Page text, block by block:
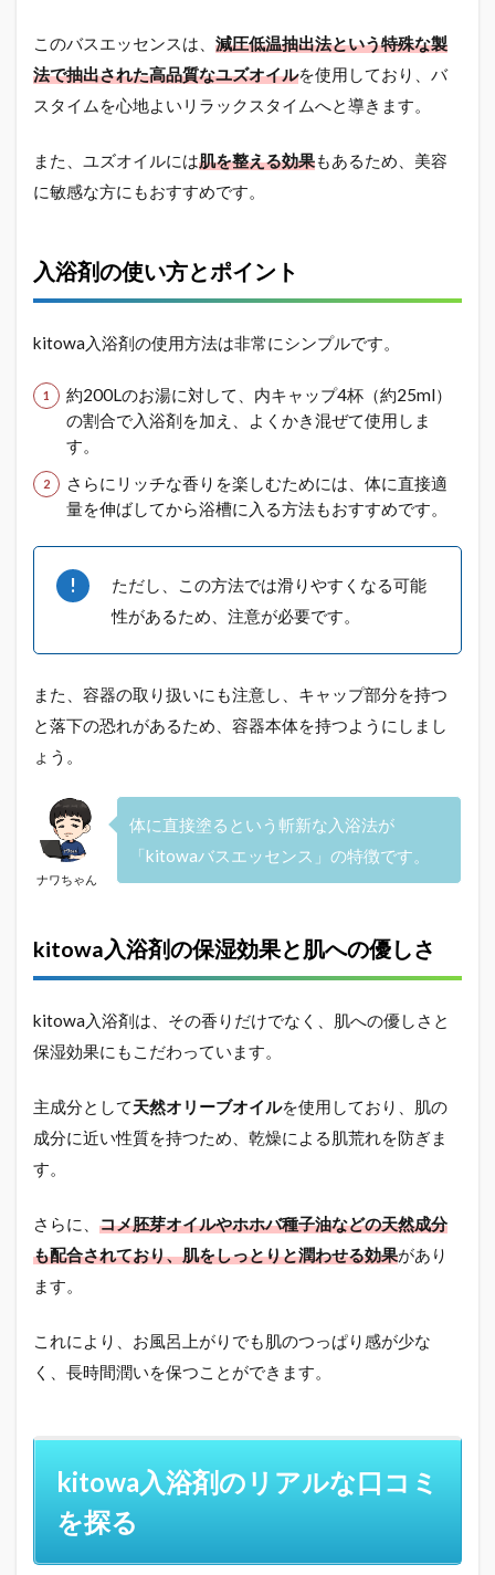
このバスエッセンスは、 減圧低温抽出法という特殊な製
法で抽出された高品質なユズオイルを使用しており、バ
スタイムを心地よいリラックスタイムへと導きます。
また、ユズオイルには肌を整える効果もあるため、美容
に敏感な方にもおすすめです。
入浴剤の使い方とポイント
kitowa入浴剤の使用方法は非常にシンプルです。
約200Lのお湯に対して、内キャップ4杯（約25ml）
の割合で入浴剤を加え、よくかき混ぜて使用しま
す。
さらにリッチな香りを楽しむためには、体に直接適
量を伸ばしてから浴槽に入る方法もおすすめです。
ただし、この方法では滑りやすくなる可能
性があるため、注意が必要です。
また、容器の取り扱いにも注意し、キャップ部分を持つ
と落下の恐れがあるため、容器本体を持つようにしまし
ょう。
ナワちゃん
体に直接塗るという斬新な入浴法が
「kitowaバスエッセンス」の特徴です。
kitowa入浴剤の保湿効果と肌への優しさ
kitowa入浴剤は、その香りだけでなく、肌への優しさと
保湿効果にもこだわっています。
主成分として天然オリーブオイルを使用しており、肌の
成分に近い性質を持つため、乾燥による肌荒れを防ぎま
す。
さらに、 コメ胚芽オイルやホホバ種子油などの天然成分
も配合されており、肌をしっとりと潤わせる効果があり
ます。
これにより、お風呂上がりでも肌のつっぱり感が少な
く、長時間潤いを保つことができます。
kitowa入浴剤のリアルな口コミ
を探る